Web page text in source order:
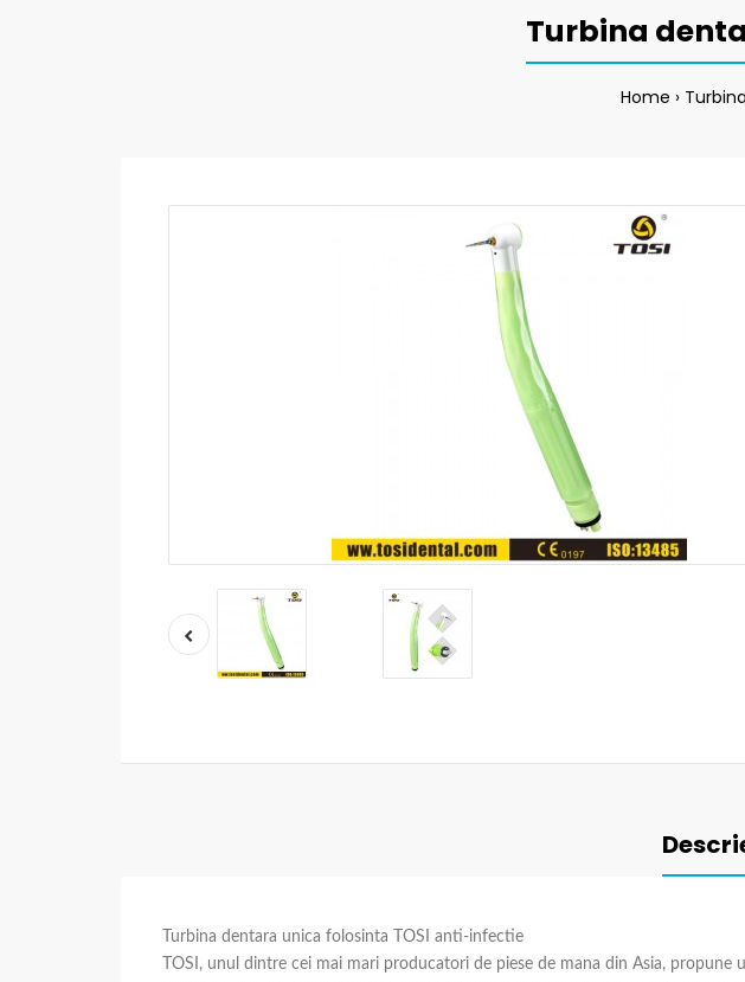
Turbina
Home
Turbina dentara unica folosinta TOSI anti-infectie
TOSI, unul dintre cei mai mari producatori de piese de mana din Asia,